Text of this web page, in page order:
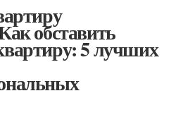
обставить
5 лучших